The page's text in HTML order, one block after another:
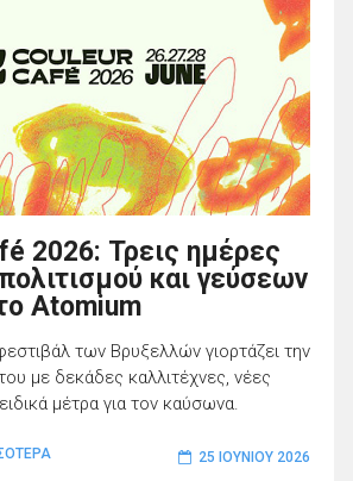
2026: Τρεις ημέρες
και γεύσεων
Atomium
των Βρυξελλών γιορτάζει την
με δεκάδες καλλιτέχνες, νέες
μέτρα για τον καύσωνα.
25 ΙΟΥΝΊΟΥ 2026